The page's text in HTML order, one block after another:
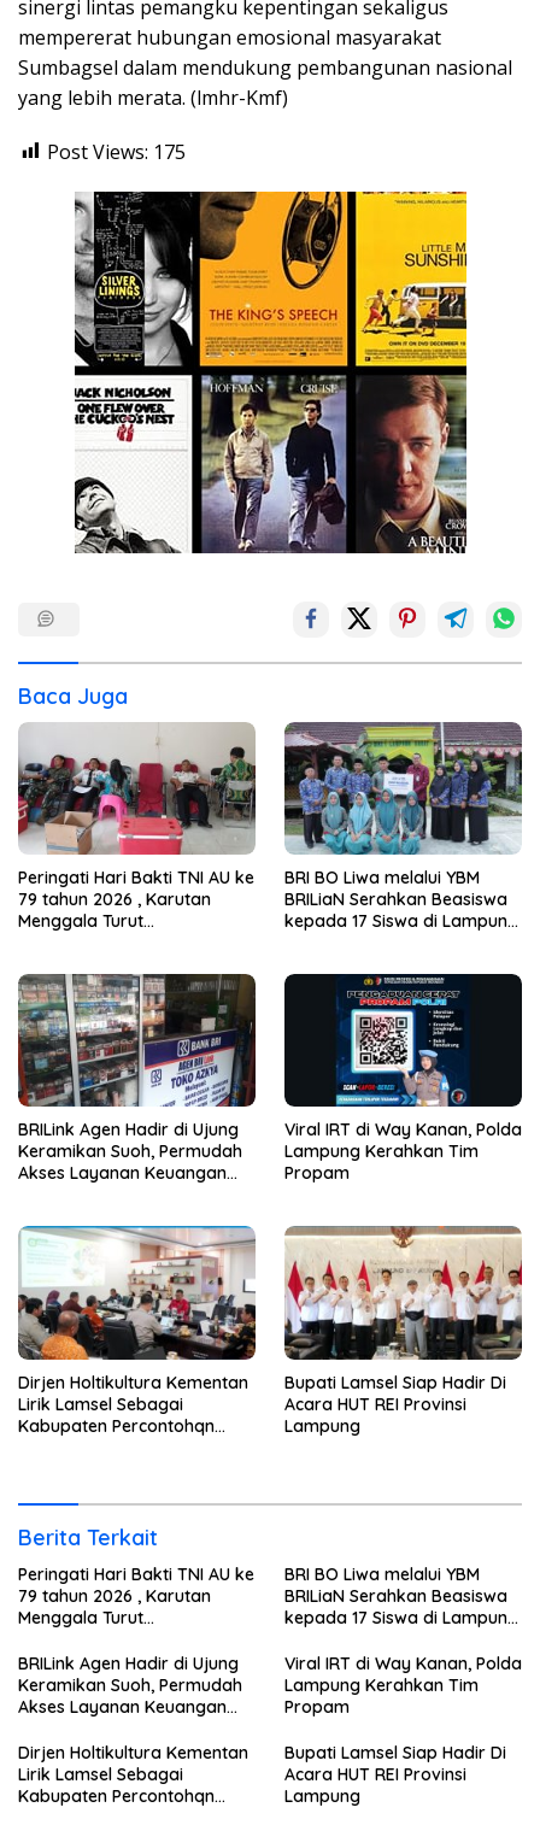
sinergi lintas pemangku kepentingan sekaligus
mempererat hubungan emosional masyarakat
Sumbagsel dalam mendukung pembangunan nasional
yang lebih merata. (lmhr-Kmf)
Post Views: 175
Baca Juga
Peringati Hari Bakti TNI AU ke
79 tahun 2026 , Karutan
Menggala Turut
BRI BO Liwa melalui YBM
BRILiaN Serahkan Beasiswa
kepada 17 Siswa di Lampung
BRILink Agen Hadir di Ujung
Keramikan Suoh, Permudah
Akses Layanan Keuangan
Viral IRT di Way Kanan, Polda
Lampung Kerahkan Tim
Propam
Dirjen Holtikultura Kementan
Lirik Lamsel Sebagai
Kabupaten Percontohqn
Bupati Lamsel Siap Hadir Di
Acara HUT REI Provinsi
Lampung
Berita Terkait
Peringati Hari Bakti TNI AU ke
79 tahun 2026 , Karutan
Menggala Turut
kegiatan Donor Darah
BRI BO Liwa melalui YBM
BRILiaN Serahkan Beasiswa
kepada 17 Siswa di Lampung
BRILink Agen Hadir di Ujung
Keramikan Suoh, Permudah
Akses Layanan Keuangan
Viral IRT di Way Kanan, Polda
Lampung Kerahkan Tim
Propam
Dirjen Holtikultura Kementan
Lirik Lamsel Sebagai
Kabupaten Percontohqn
Bupati Lamsel Siap Hadir Di
Acara HUT REI Provinsi
Lampung